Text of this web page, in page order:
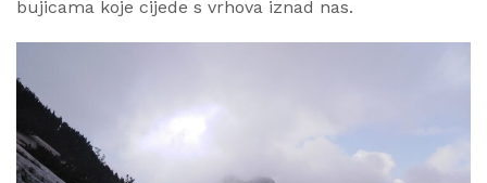
bujicama koje cijede s vrhova iznad nas.